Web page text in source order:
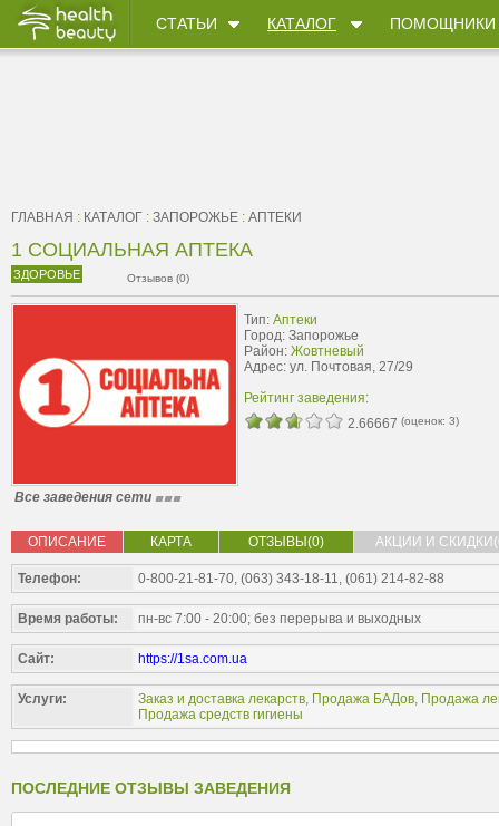
СТАТЬИ КАТАЛОГ ПОМОЩНИКИ
ГЛАВНАЯ : КАТАЛОГ : ЗАПОРОЖЬЕ : АПТЕКИ
1 СОЦИАЛЬНАЯ АПТЕКА
ЗДОРОВЬЕ Отзывов (0)
Тип: Аптеки
Город: Запорожье
Район: Жовтневый
Адрес: ул. Почтовая, 27/29
Рейтинг заведения:
2.66667 (оценок: 3)
Все заведения сети
ОПИСАНИЕ КАРТА ОТЗЫВЫ(0) АКЦИИ И
Телефон: 0-800-21-81-70, (063) 343-18-11, (061) 214-82-88
Время работы: пн-вс 7:00 - 20:00; без перерыва и выходных
Сайт: https://1sa.com.ua
Услуги: Заказ и доставка лекарств, Продажа БАДов, Продажа
Продажа средств гигиены
ПОСЛЕДНИЕ ОТЗЫВЫ ЗАВЕДЕНИЯ